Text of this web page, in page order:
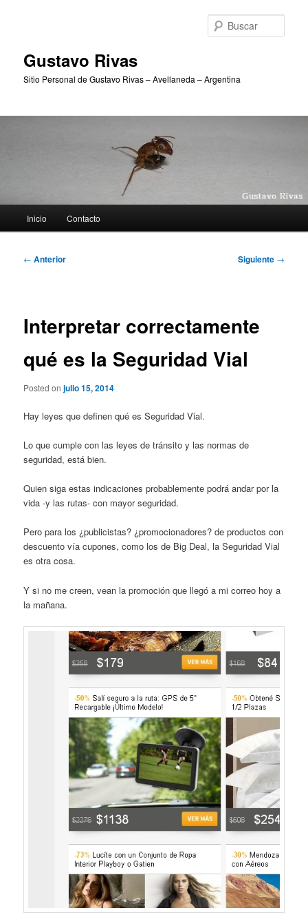
Gustavo Rivas
Sitio Personal de Gustavo Rivas – Avellaneda – Argentina
principal
Inicio Contacto
Navegación
← Anterior Siguiente →
Interpretar correctamente
qué es la Seguridad Vial
Posted onjulio 15, 2014
Hay leyes que definen qué es Seguridad Vial.
Lo que cumple con las leyes de tránsito y las normas de
seguridad, está bien.
Quien siga estas indicaciones probablemente podrá andar por la
vida -y las rutas- con mayor seguridad.
Pero para los ¿publicistas? ¿promocionadores? de productos con
descuento vía cupones, como los de Big Deal, la Seguridad Vial
es otra cosa.
Y si no me creen, vean la promoción que llegó a mi correo hoy a
la mañana.